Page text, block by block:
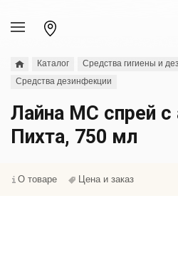
Каталог
Средства гигиены и
Средства дезинфекции
Лайна МС спрей
Пихта, 750 мл
О товаре Цена и заказ